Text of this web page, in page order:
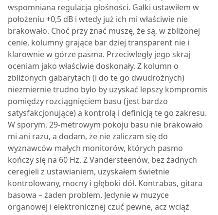
wspomniana regulacja głośności. Gałki ustawiłem w
położeniu +0,5 dB i wtedy już ich mi właściwie nie
brakowało. Choć przy znać muszę, że są, w zbliżonej
cenie, kolumny grające bar dziej transparent nie i
klarownie w górze pasma. Przeciwległy jego skraj
oceniam jako właściwie doskonały. Z kolumn o
zbliżonych gabarytach (i do te go dwudrożnych)
niezmiernie trudno było by uzyskać lepszy kompromis
pomiędzy rozciągnięciem basu (jest bardzo
satysfakcjonujące) a kontrolą i definicją te go zakresu.
W sporym, 29-metrowym pokoju basu nie brakowało
mi ani razu, a dodam, że nie zaliczam się do
wyznawców małych monitorów, których pasmo
kończy się na 60 Hz. Z Vandersteenów, bez żadnych
ceregieli z ustawianiem, uzyskałem świetnie
kontrolowany, mocny i głęboki dół. Kontrabas, gitara
basowa – żaden problem. Jedynie w muzyce
organowej i elektronicznej czuć pewne, acz wciąż